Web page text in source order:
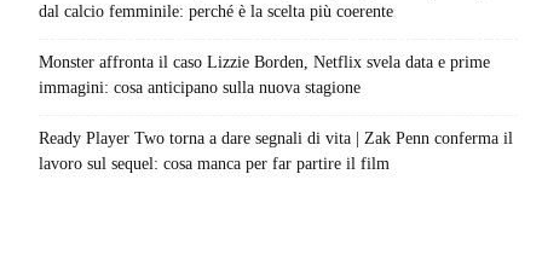
dal calcio femminile: perché è la scelta più coerente
Monster affronta il caso Lizzie Borden, Netflix svela data e prime
immagini: cosa anticipano sulla nuova stagione
Ready Player Two torna a dare segnali di vita | Zak Penn conferma il
lavoro sul sequel: cosa manca per far partire il film